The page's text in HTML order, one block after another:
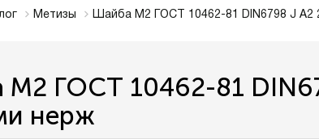
Метизы Шайба М2 ГОСТ 10462-81 DIN6798 J А2
ГОСТ 10462-81
нерж